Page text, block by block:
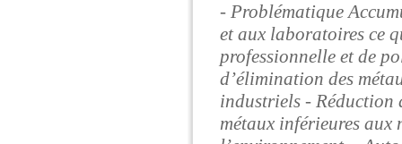
- Problématique
et aux laboratoires ce
professionnelle et de
d’élimination des
industriels - Réduction
métaux inférieures aux